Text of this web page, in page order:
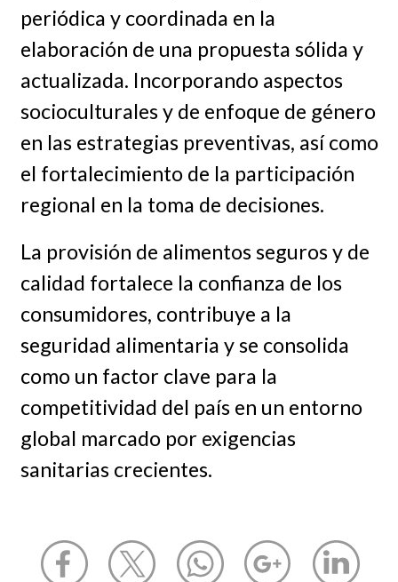
periódica y coordinada en la
elaboración de una propuesta sólida y
actualizada. Incorporando aspectos
socioculturales y de enfoque de género
en las estrategias preventivas, así como
el fortalecimiento de la participación
regional en la toma de decisiones.
La provisión de alimentos seguros y de
calidad fortalece la confianza de los
consumidores, contribuye a la
seguridad alimentaria y se consolida
como un factor clave para la
competitividad del país en un entorno
global marcado por exigencias
sanitarias crecientes.